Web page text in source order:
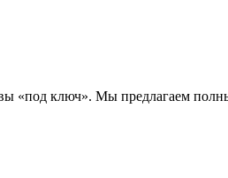
«под ключ». Мы предлагаем